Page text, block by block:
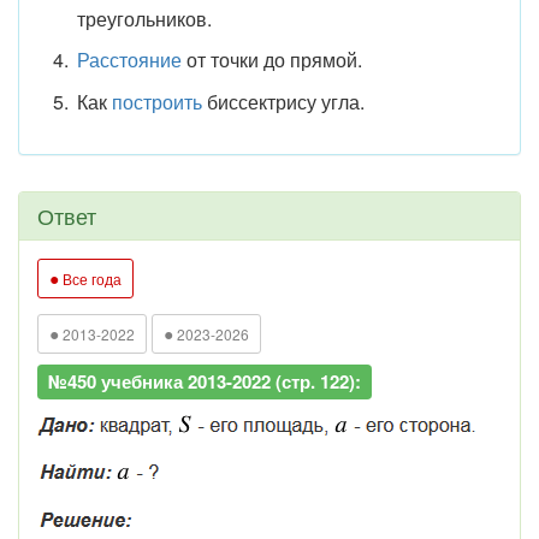
треугольников.
Расстояниеот точки до прямой.
Как построитьбиссектрису угла.
Ответ
● Все года
● 2013-2022 ● 2023-2026
№450 учебника 2013-2022 (стр. 122):